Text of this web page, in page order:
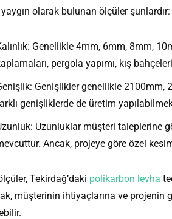
olarak bulunan ölçüler şunlardır:
Genellikle 4mm, 6mm, 8mm,
pergola yapımı, kış
Genişlikler genellikle 2100mm,
genişliklerde de üretim
Uzunluklar müşteri taleplerine
Ancak, projeye göre özel
Tekirdağ’daki polikarbon levha
müşterinin ihtiyaçlarına ve projenin